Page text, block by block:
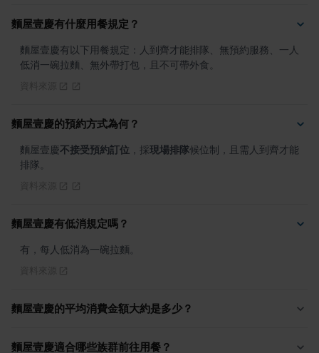
麵屋壹慶有什麼用餐規定？
麵屋壹慶有以下用餐規定：人到齊才能排隊、無預約服務、一人
低消一碗拉麵、無外帶打包，且不可帶外食。
麵屋壹慶的預約方式為何？
麵屋壹慶不接受預約訂位 ，採現場排隊候位制，且需人到齊才能
排隊。
麵屋壹慶有低消規定嗎？
有，每人低消為一碗拉麵。
麵屋壹慶的平均消費金額大約是多少？
麵屋壹慶適合哪些族群前往用餐？